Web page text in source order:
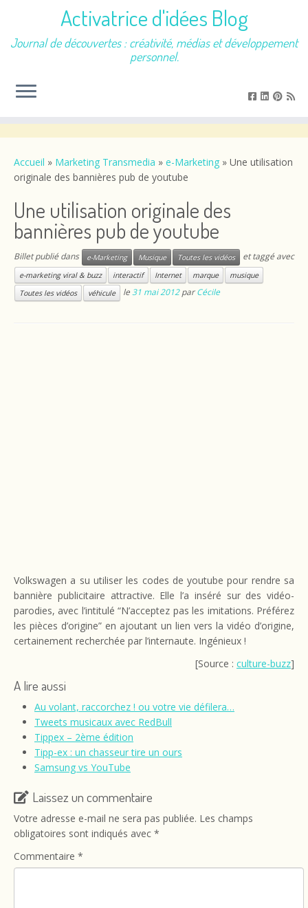
contenu
Activatrice d'idées Blog
Journal de découvertes : créativité, médias et développement
personnel.
Accueil » Marketing Transmedia » e-Marketing » Une utilisation
originale des bannières pub de youtube
Une utilisation originale des
bannières pub de youtube
Billet publié dans e-Marketing Musique Toutes les vidéos et taggé avec
e-marketing viral & buzz interactif Internet marque
musique
Toutes les vidéos
véhicule le31 mai 2012 parCécile
Volkswagen a su utiliser les codes de youtube pour rendre sa
bannière publicitaire attractive. Elle l’a inséré sur des vidéo-
parodies, avec l’intitulé “N’acceptez pas les imitations. Préférez
les pièces d’origine” en ajoutant un lien vers la vidéo d’origine,
certainement recherchée par l’internaute. Ingénieux !
[Source : culture-buzz]
A lire aussi
Au volant, raccorchez ! ou votre vie défilera…
Tweets musicaux avec RedBull
Tippex – 2ème édition
Tipp-ex : un chasseur tire un ours
Samsung vs YouTube
Laissez un commentaire
Votre adresse e-mail ne sera pas publiée. Les champs
obligatoires sont indiqués avec *
Commentaire *